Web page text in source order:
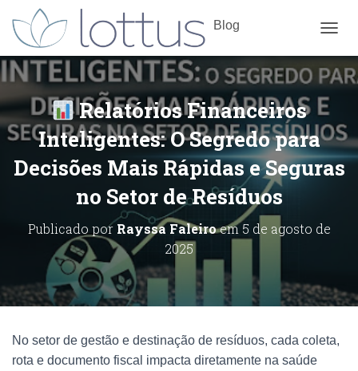
Blog
Relatórios Financeiros
Inteligentes: O Segredo para
Decisões Mais Rápidas e Seguras
no Setor de Resíduos
Publicado por Rayssa Faleiroem5 de agosto de
2025
No setor de gestão e destinação de resíduos, cada coleta,
rota e documento fiscal impacta diretamente na saúde